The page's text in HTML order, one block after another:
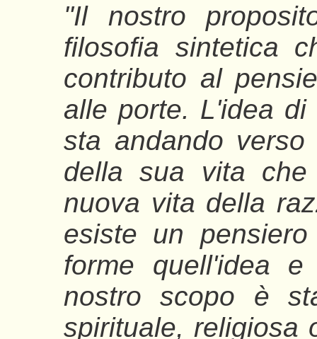
"Il nostro
filosofia sintetica
contributo al
alle porte. L'idea
sta andando verso
della sua vita
nuova vita della
esiste un
forme quell'idea
nostro scopo è
spirituale, religiosa